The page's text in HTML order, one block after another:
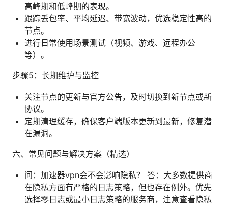
高峰期和低峰期的表现。
跟踪丢包率、平均延迟、带宽波动，优选稳定性高的
节点。
进行日常使用场景测试（视频、游戏、远程办公
等）。
步骤5：长期维护与监控
关注节点的更新与官方公告，及时切换到新节点或新
协议。
定期清理缓存，确保客户端版本更新到最新，修复潜
在漏洞。
六、常见问题与解决方案（精选）
问：加速器vpn会不会影响隐私？ 答：大多数提供商
在隐私方面有严格的日志策略，但也存在例外。优先
选择零日志或最小日志策略的服务商，注意查看隐私